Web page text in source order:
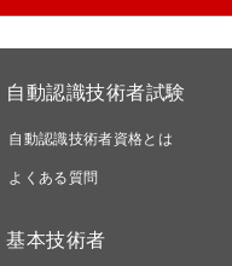
自動認識技術者試験
自動認識技術者資格とは
よくある質問
基本技術者